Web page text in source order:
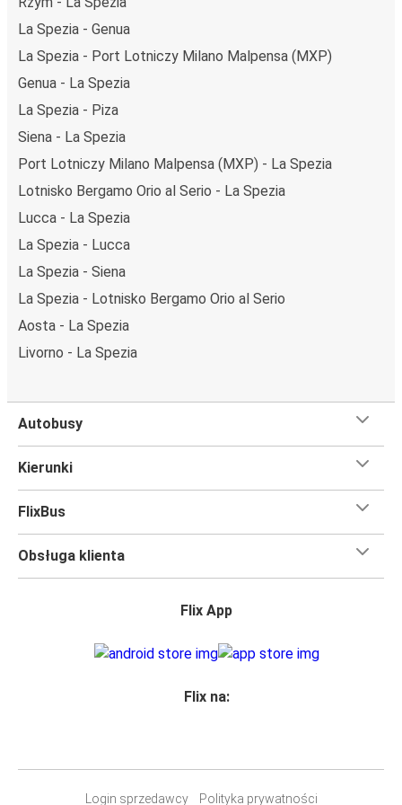
La Spezia: podróżujesz z tego miasta i nie znasz go zbyt
La Spezia jest węzłem komunikacyjnym z
autobusowym; 39 połączeniami do innych miast i
codziennie zabiera podróżujących na przejazdy krajowe i
zagraniczne.
Miejsce przyjazdu: Livorno
Livorno – przyjeżdżasz tu pierwszy raz? Oto wszystko, co
musisz wiedzieć:
Livorno ma świetne połączenie z innymi miejscami
dojechać FlixBusem do 6 innych miejsc. Przystanki
FlixBusa znajdziesz dzięki mapie zamieszczonej na stronie.
Czego się spodziewać na pokładzie FlixBusa na
Podróż na trasie La Spezia - Livorno na pokładzie FlixBusa
oznacza wygodną podróż w wielkim stylu, z
udogodnieniami
, więc
nawet jeśli wybierasz się w długą podróż, nie musisz się
Wszyscy podróżujący z biletamimają zagwarantowane
wybrać specjalne miejsce, możesz zrobić to podczas
miejsce ze stolikiem, panoramę lub dodatkowe, puste
La Spezia - Genua
La Spezia - Port Lotniczy Milano Malpensa (MXP)
Genua - La Spezia
La Spezia - Piza
Siena - La Spezia
Port Lotniczy Milano Malpensa (MXP) - La Spezia
Lotnisko Bergamo Orio al Serio - La Spezia
Lucca - La Spezia
La Spezia - Lucca
La Spezia - Siena
La Spezia - Lotnisko Bergamo Orio al Serio
Aosta - La Spezia
Livorno - La Spezia
Autobusy
Kierunki
FlixBus
Obsługa klienta
Flix App
Flix na:
Login sprzedawcy Polityka prywatności